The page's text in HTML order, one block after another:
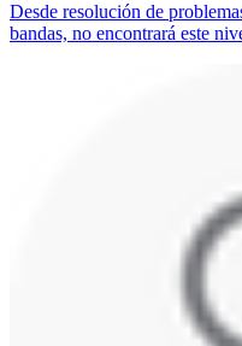
Desde resolución de
bandas, no encontrará este